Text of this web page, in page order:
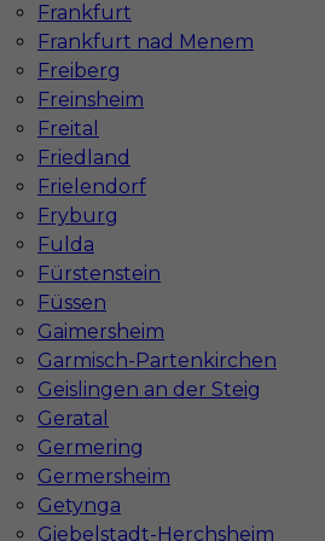
Frankfurt
Frankfurt nad Menem
Freiberg
Freinsheim
Freital
Friedland
Frielendorf
Fryburg
Fulda
Fürstenstein
Füssen
Gaimersheim
Garmisch-Partenkirchen
Geislingen an der Steig
Geratal
Germering
Germersheim
Getynga
Giebelstadt-Herchsheim
InServ © 2014 – 2026 | Wszelkie